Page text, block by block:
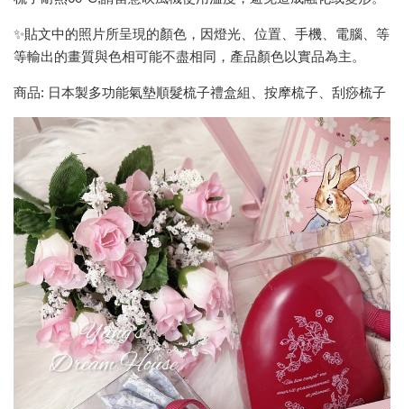
✨貼文中的照片所呈現的顏色，因燈光、位置、手機、電腦、等
等輸出的畫質與色相可能不盡相同，產品顏色以實品為主。
商品: 日本製多功能氣墊順髮梳子禮盒組、按摩梳子、刮痧梳子